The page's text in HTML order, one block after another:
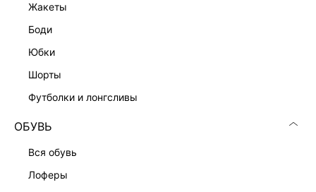
жакеты
боди
юбки
шорты
футболки и лонгсливы
ОБУВЬ
вся обувь
лоферы